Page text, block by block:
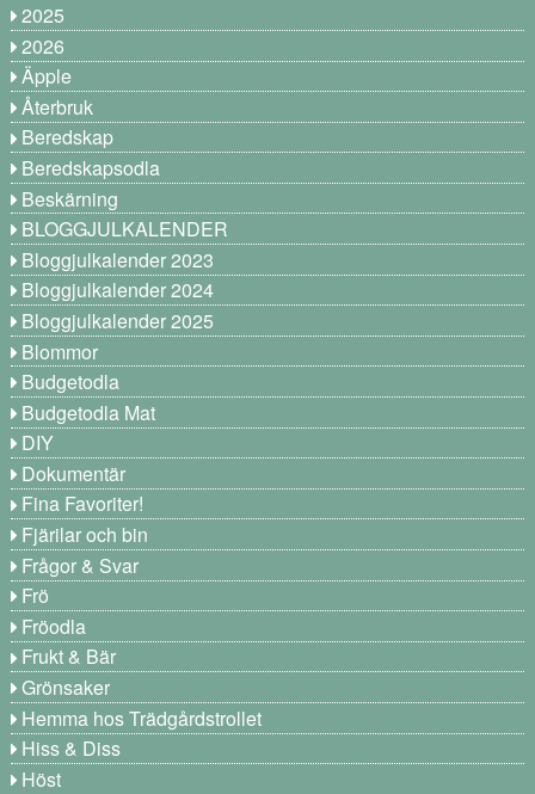
2025
2026
Äpple
Återbruk
Beredskap
Beredskapsodla
Beskärning
BLOGGJULKALENDER
Bloggjulkalender 2023
Bloggjulkalender 2024
Bloggjulkalender 2025
Blommor
Budgetodla
Budgetodla Mat
DIY
Dokumentär
Fina Favoriter!
Fjärilar och bin
Frågor & Svar
Frö
Fröodla
Frukt & Bär
Grönsaker
Hemma hos Trädgårdstrollet
Hiss & Diss
Höst